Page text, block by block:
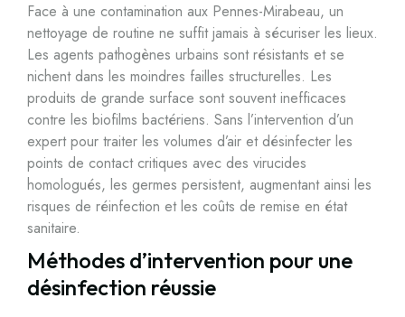
Face à une contamination aux Pennes-Mirabeau, un
nettoyage de routine ne suffit jamais à sécuriser les lieux.
Les agents pathogènes urbains sont résistants et se
nichent dans les moindres failles structurelles. Les
produits de grande surface sont souvent inefficaces
contre les biofilms bactériens. Sans l’intervention d’un
expert pour traiter les volumes d’air et désinfecter les
points de contact critiques avec des virucides
homologués, les germes persistent, augmentant ainsi les
risques de réinfection et les coûts de remise en état
sanitaire.
Méthodes d’intervention pour une
désinfection réussie